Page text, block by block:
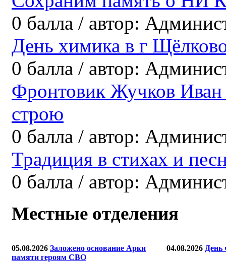
0 балла / автор:
День химика в г
0 балла / автор:
Фронтовик Жучков
строю
0 балла / автор:
Традиция в стихах и
0 балла / автор:
Местные отделения
05.08.2026 Заложено основание Арки
памяти героям СВО
04.08.2026